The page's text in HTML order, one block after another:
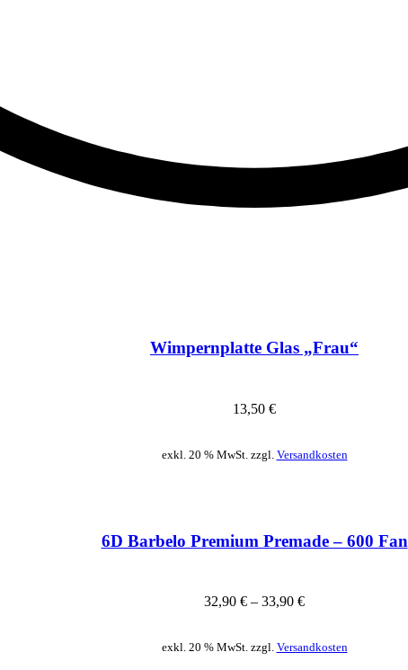
Wimpernplatte Glas „Frau“
13,50 €
exkl. 20 % MwSt. zzgl. Versandkosten
6D Barbelo Premium Premade – 600 Fan
32,90 € – 33,90 €
exkl. 20 % MwSt. zzgl. Versandkosten